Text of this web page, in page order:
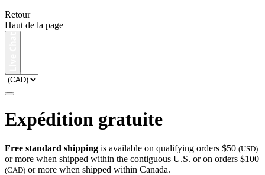
Retour
Haut de la page
Expédition gratuite
Free standard shipping is available on qualifying orders $50 (USD)
or more when shipped within the contiguous U.S. or on orders $100
(CAD) or more when shipped within Canada.